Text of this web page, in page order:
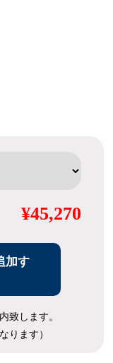
¥45,270
加す
致します。
ります）